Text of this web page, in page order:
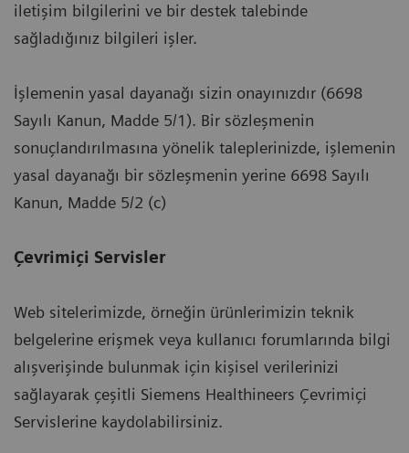
iletişim bilgilerini ve bir destek talebinde
sağladığınız bilgileri işler.
İşlemenin yasal dayanağı sizin onayınızdır (6698
Sayılı Kanun, Madde 5/1). Bir sözleşmenin
sonuçlandırılmasına yönelik taleplerinizde, işlemenin
yasal dayanağı bir sözleşmenin yerine 6698 Sayılı
Kanun, Madde 5/2 (c)
Çevrimiçi Servisler
Web sitelerimizde, örneğin ürünlerimizin teknik
belgelerine erişmek veya kullanıcı forumlarında bilgi
alışverişinde bulunmak için kişisel verilerinizi
sağlayarak çeşitli Siemens Healthineers Çevrimiçi
Servislerine kaydolabilirsiniz.